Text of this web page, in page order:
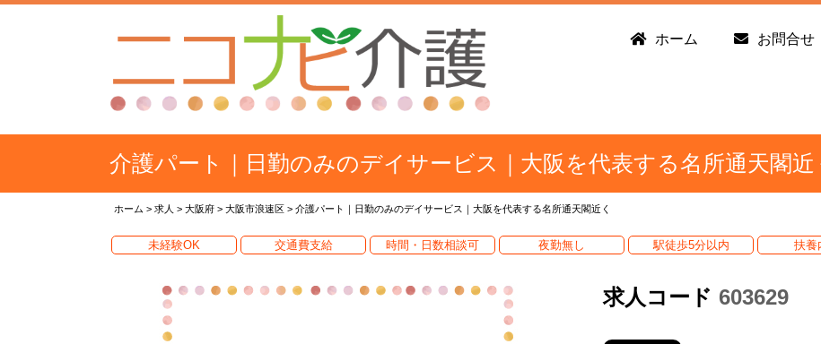
ホーム お問合せ
介護パート｜日勤のみのデイサービス｜大阪を代表する名所通天閣近
ホーム > 求人 > 大阪府 > 大阪市浪速区 > 介護パート｜日勤のみのデイサービス｜大阪を代表する名所通天閣近く
未経験OK 交通費支給 時間・日数相談可 夜勤無し 駅徒歩5分以内 扶養
求人コード 603629